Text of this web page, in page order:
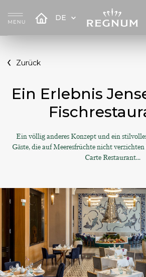
DE
Zurück
Ein Erlebnis
Ein völlig anderes Konzept und ein
Gäste, die auf Meeresfrüchte nicht
Carte Restaurant...